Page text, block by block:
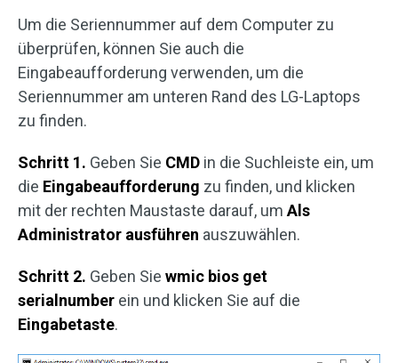
Um die Seriennummer auf dem Computer zu
überprüfen, können Sie auch die
Eingabeaufforderung verwenden, um die
Seriennummer am unteren Rand des LG-Laptops
zu finden.
Schritt 1. Geben Sie CMD in die Suchleiste ein, um
die Eingabeaufforderung zu finden, und klicken
mit der rechten Maustaste darauf, um Als
Administrator ausführen auszuwählen.
Schritt 2. Geben Sie wmic bios get
serialnumber ein und klicken Sie auf die
Eingabetaste.